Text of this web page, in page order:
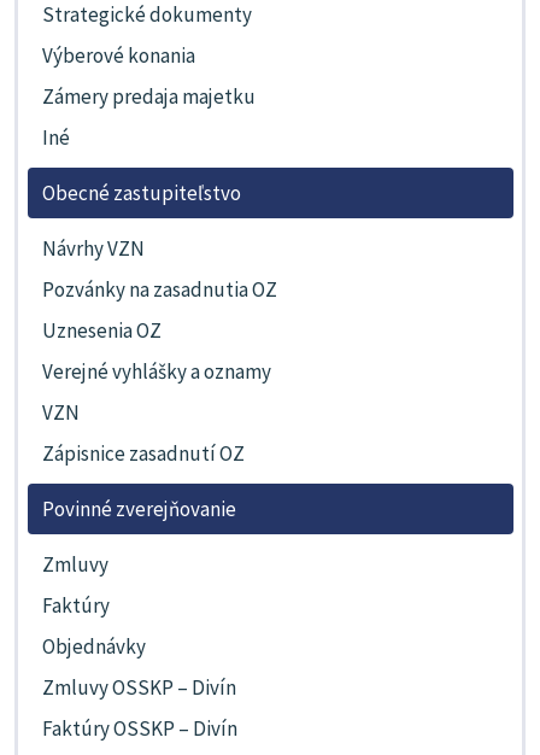
Strategické dokumenty
Výberové konania
Zámery predaja majetku
Iné
Obecné zastupiteľstvo
Návrhy VZN
Pozvánky na zasadnutia OZ
Uznesenia OZ
Verejné vyhlášky a oznamy
VZN
Zápisnice zasadnutí OZ
Povinné zverejňovanie
Zmluvy
Faktúry
Objednávky
Zmluvy OSSKP – Divín
Faktúry OSSKP – Divín